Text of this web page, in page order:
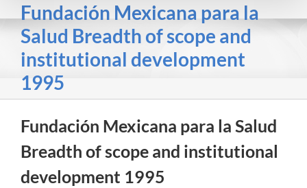
Fundación Mexicana para la
Salud Breadth of scope and
institutional development
1995
Fundación Mexicana para la Salud
Breadth of scope and institutional
development 1995